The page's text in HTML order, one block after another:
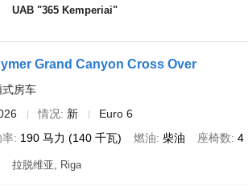
UAB "365 Kemperiai"
Grand Canyon Cross Over
式房车
情况 新
Euro 6
率 190 马力 (140 千瓦) 燃油 柴油 座椅数 4
拉脱维亚, Riga